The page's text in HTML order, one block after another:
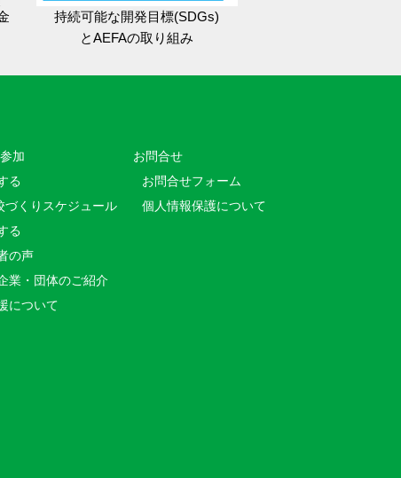
持続可能な開発目標(SDGs)
とAEFAの取り組み
加
る
づくりスケジュール
る
の声
業・団体のご紹介
について
お問合せ
お問合せフォーム
個人情報保護について